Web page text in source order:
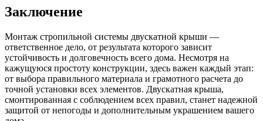
Заключение
Монтаж стропильной системы двускатной крыши —
ответственное дело, от результата которого зависит
устойчивость и долговечность всего дома. Несмотря на
кажущуюся простоту конструкции, здесь важен каждый этап:
от выбора правильного материала и грамотного расчета до
точной установки всех элементов. Двускатная крыша,
смонтированная с соблюдением всех правил, станет надежной
защитой от непогоды и дополнительным украшением вашего